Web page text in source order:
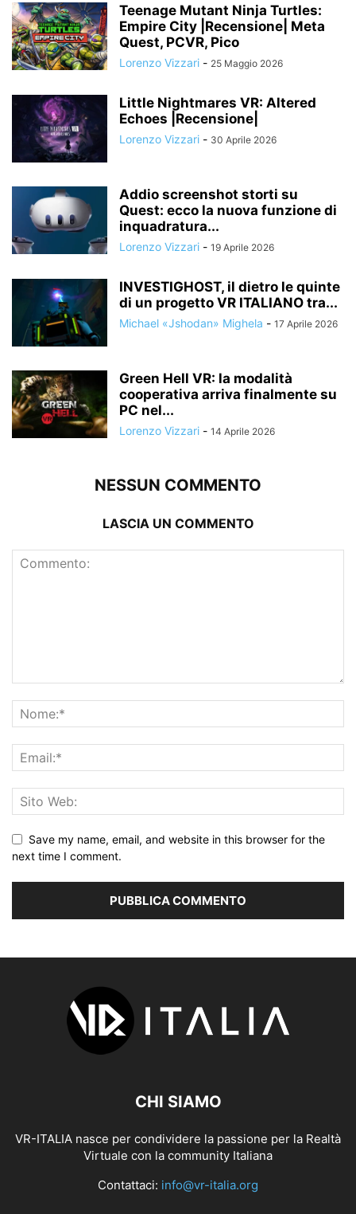
Teenage Mutant Ninja Turtles:
Empire City |Recensione| Meta
Quest, PCVR, Pico
Lorenzo Vizzari - 25 Maggio 2026
Little Nightmares VR: Altered
Echoes |Recensione|
Lorenzo Vizzari - 30 Aprile 2026
Addio screenshot storti su
Quest: ecco la nuova funzione di
inquadratura...
Lorenzo Vizzari - 19 Aprile 2026
INVESTIGHOST, il dietro le quinte
di un progetto VR ITALIANO tra...
Michael «Jshodan» Mighela - 17 Aprile 2026
Green Hell VR: la modalità
cooperativa arriva finalmente su
PC nel...
Lorenzo Vizzari - 14 Aprile 2026
NESSUN COMMENTO
LASCIA UN COMMENTO
Save my name, email, and website in this browser for the
next time I comment.
CHI SIAMO
VR-ITALIA nasce per condividere la passione per la Realtà
Virtuale con la community Italiana
Contattaci: info@vr-italia.org